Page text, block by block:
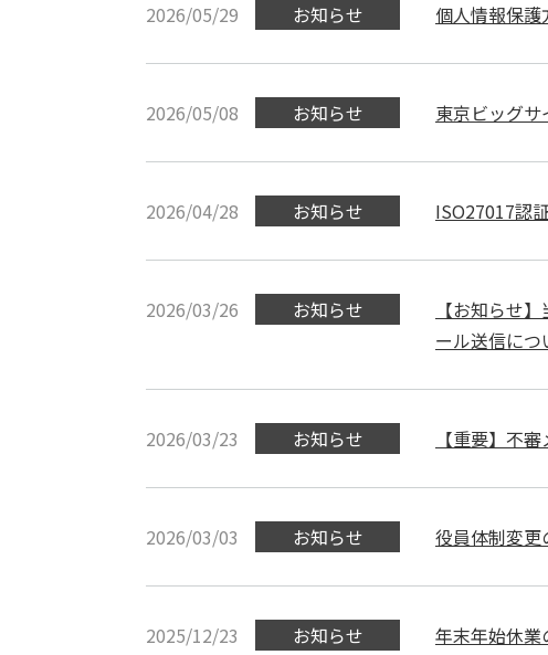
2026/05/29 お知らせ 個人情報保
2026/05/08 お知らせ 東京ビッグ
2026/04/28 お知らせ ISO27017認
2026/03/26 お知らせ
【お知らせ
ール送信につ
2026/03/23 お知らせ 【重要】不
2026/03/03 お知らせ 役員体制変更
2025/12/23 お知らせ 年末年始休業